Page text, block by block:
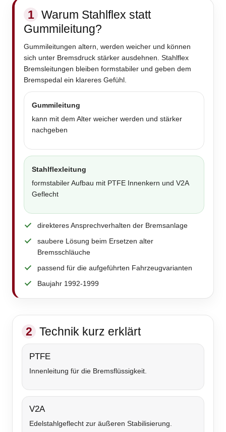
1 Warum Stahlflex statt
Gummileitung?
Gummileitungen altern, werden weicher und können
sich unter Bremsdruck stärker ausdehnen. Stahlflex
Bremsleitungen bleiben formstabiler und geben dem
Bremspedal ein klareres Gefühl.
Gummileitung
kann mit dem Alter weicher werden und stärker
nachgeben
Stahlflexleitung
formstabiler Aufbau mit PTFE Innenkern und V2A
Geflecht
direkteres Ansprechverhalten der Bremsanlage
saubere Lösung beim Ersetzen alter
Bremsschläuche
passend für die aufgeführten Fahrzeugvarianten
Baujahr 1992-1999
2 Technik kurz erklärt
PTFE
Innenleitung für die Bremsflüssigkeit.
V2A
Edelstahlgeflecht zur äußeren Stabilisierung.